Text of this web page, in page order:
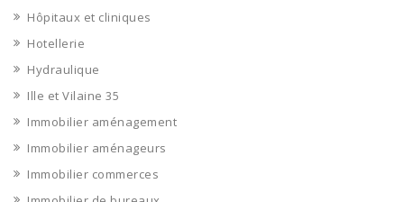
Hôpitaux et cliniques
Hotellerie
Hydraulique
Ille et Vilaine 35
Immobilier aménagement
Immobilier aménageurs
Immobilier commerces